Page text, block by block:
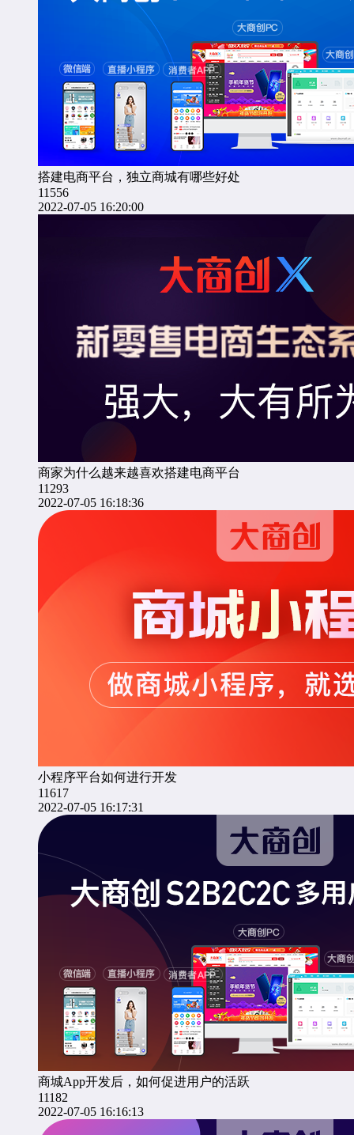
搭建电商平台，独立商城有哪些好处
11556
2022-07-05 16:20:00
商家为什么越来越喜欢搭建电商平台
11293
2022-07-05 16:18:36
小程序平台如何进行开发
11617
2022-07-05 16:17:31
商城App开发后，如何促进用户的活跃
11182
2022-07-05 16:16:13